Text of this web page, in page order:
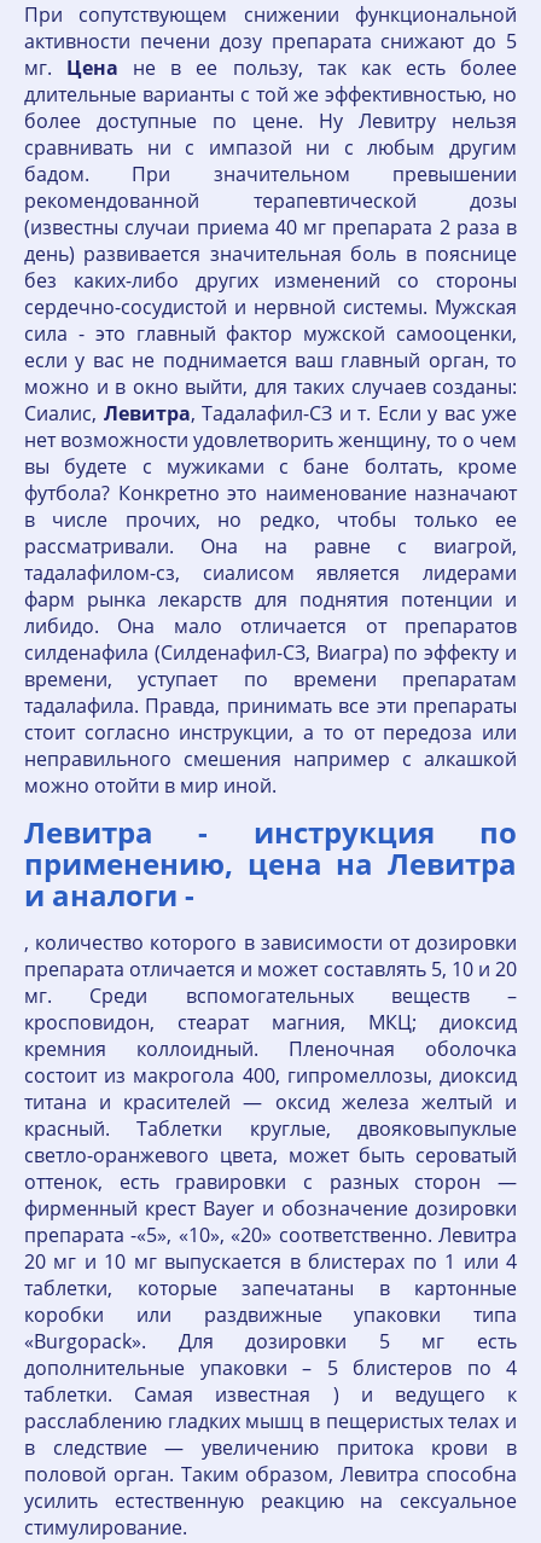
При сопутствующем снижении функциональной
активности печени дозу препарата снижают до 5
мг. Цена не в ее пользу, так как есть более
длительные варианты с той же эффективностью, но
более доступные по цене. Ну Левитру нельзя
сравнивать ни с импазой ни с любым другим
бадом. При значительном превышении
рекомендованной терапевтической дозы
(известны случаи приема 40 мг препарата 2 раза в
день) развивается значительная боль в пояснице
без каких-либо других изменений со стороны
сердечно-сосудистой и нервной системы. Мужская
сила - это главный фактор мужской самооценки,
если у вас не поднимается ваш главный орган, то
можно и в окно выйти, для таких случаев созданы:
Сиалис, Левитра, Тадалафил-СЗ и т. Если у вас уже
нет возможности удовлетворить женщину, то о чем
вы будете с мужиками с бане болтать, кроме
футбола? Конкретно это наименование назначают
в числе прочих, но редко, чтобы только ее
рассматривали. Она на равне с виагрой,
тадалафилом-сз, сиалисом является лидерами
фарм рынка лекарств для поднятия потенции и
либидо. Она мало отличается от препаратов
силденафила (Силденафил-СЗ, Виагра) по эффекту и
времени, уступает по времени препаратам
тадалафила. Правда, принимать все эти препараты
стоит согласно инструкции, а то от передоза или
неправильного смешения например с алкашкой
можно отойти в мир иной.
Левитра - инструкция по
применению, цена на Левитра
и аналоги -
, количество которого в зависимости от дозировки
препарата отличается и может составлять 5, 10 и 20
мг. Среди вспомогательных веществ –
кросповидон, стеарат магния, МКЦ; диоксид
кремния коллоидный. Пленочная оболочка
состоит из макрогола 400, гипромеллозы, диоксид
титана и красителей — оксид железа желтый и
красный. Таблетки круглые, двояковыпуклые
светло-оранжевого цвета, может быть сероватый
оттенок, есть гравировки с разных сторон —
фирменный крест Bayer и обозначение дозировки
препарата -«5», «10», «20» соответственно. Левитра
20 мг и 10 мг выпускается в блистерах по 1 или 4
таблетки, которые запечатаны в картонные
коробки или раздвижные упаковки типа
«Burgopack». Для дозировки 5 мг есть
дополнительные упаковки – 5 блистеров по 4
таблетки. Самая известная ) и ведущего к
расслаблению гладких мышц в пещеристых телах и
в следствие — увеличению притока крови в
половой орган. Таким образом, Левитра способна
усилить естественную реакцию на сексуальное
стимулирование.